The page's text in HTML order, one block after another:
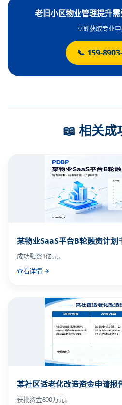
老旧小区物业管理提升需
立即获取专业
📞 159-
📖 相关成
某物业SaaS平台B轮融资计划
成功融资1亿元。
查看详情 →
某社区适老化改造资金申请报
获批资金800万元。